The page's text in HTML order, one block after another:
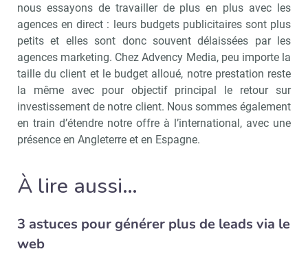
nous essayons de travailler de plus en plus avec les
agences en direct : leurs budgets publicitaires sont plus
petits et elles sont donc souvent délaissées par les
agences marketing. Chez Advency Media, peu importe la
taille du client et le budget alloué, notre prestation reste
la même avec pour objectif principal le retour sur
investissement de notre client. Nous sommes également
en train d’étendre notre offre à l’international, avec une
présence en Angleterre et en Espagne.
À lire aussi…
3 astuces pour générer plus de leads via le
web